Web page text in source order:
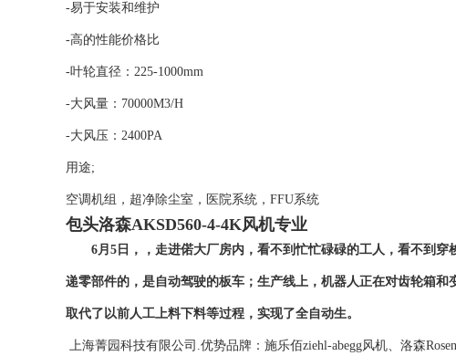
-易于安装和维护
-高的性能价格比
-叶轮直径：225-1000mm
-大风量：70000M3/H
-大风压：2400PA
用途;
空调机组，超净除尘室，医院系统，FFU系统
包头洛森AKSD560-4-4K风机专业
6月5日，，走进偌大厂房内，看不到忙忙碌碌的工人，看不到穿
递零部件的，是自动驾驶的板车；生产线上，机器人正在对齿轮箱
取代了以前人工上料下料等过程，实现了全自动生。
上海菁园科技有限公司.优势品牌：施乐佰ziehl-abegg风机、洛森